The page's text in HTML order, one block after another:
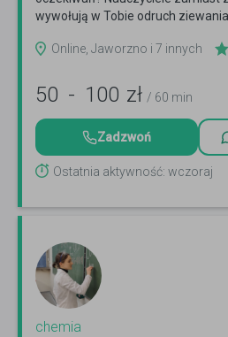
wywołują w Tobie odruch
Online, Jaworzno i 7 innych
50 - 100 zł / 60 min
Zadzwoń
Ostatnia aktywność: wczoraj
chemia